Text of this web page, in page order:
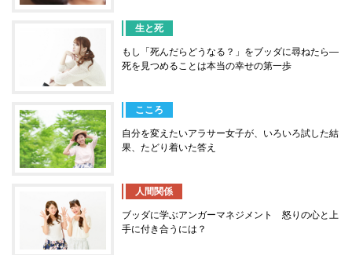
生と死
もし「死んだらどうなる？」をブッダに尋ねたら―
死を見つめることは本当の幸せの第一歩
こころ
自分を変えたいアラサー女子が、いろいろ試した結
果、たどり着いた答え
人間関係
ブッダに学ぶアンガーマネジメント 怒りの心と上
手に付き合うには？